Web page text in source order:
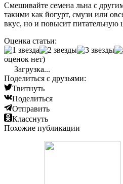
Смешивайте семена льна с
такими как йогурт, смузи или
вкус, но и повысит питательную
Оценка статьи:
оценок нет)
Загрузка...
Поделиться с друзьями:
Твитнуть
Поделиться
Отправить
Класснуть
Похожие публикации